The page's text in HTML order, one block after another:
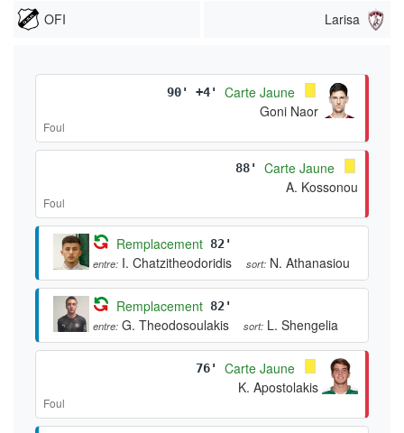
OFI Larisa
90' +4'
Carte Jaune
Goni Naor
Foul
88'
Carte Jaune
A. Kossonou
Foul
Remplacement 82'
entre: I. Chatzitheodoridis sort: N. Athanasiou
Remplacement 82'
entre: G. Theodosoulakis sort: L. Shengelia
76'
Carte Jaune
K. Apostolakis
Foul